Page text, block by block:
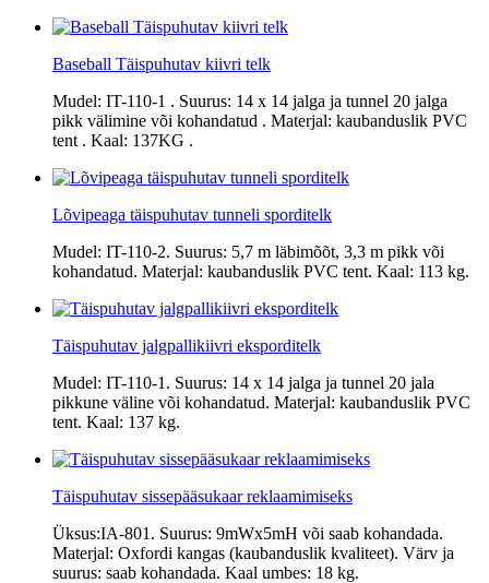
Baseball Täispuhutav kiivri telk
Mudel: IT-110-1 . Suurus: 14 x 14 jalga ja tunnel 20 jalga
pikk välimine või kohandatud . Materjal: kaubanduslik PVC
tent . Kaal: 137KG .
Lõvipeaga täispuhutav tunneli sporditelk
Mudel: IT-110-2. Suurus: 5,7 m läbimõõt, 3,3 m pikk või
kohandatud. Materjal: kaubanduslik PVC tent. Kaal: 113 kg.
Täispuhutav jalgpallikiivri eksporditelk
Mudel: IT-110-1. Suurus: 14 x 14 jalga ja tunnel 20 jala
pikkune väline või kohandatud. Materjal: kaubanduslik PVC
tent. Kaal: 137 kg.
Täispuhutav sissepääsukaar reklaamimiseks
Üksus:IA-801. Suurus: 9mWx5mH või saab kohandada.
Materjal: Oxfordi kangas (kaubanduslik kvaliteet). Värv ja
suurus: saab kohandada. Kaal umbes: 18 kg.